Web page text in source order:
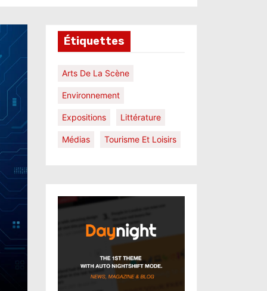
Étiquettes
Arts De La Scène
Environnement
Expositions Littérature
Médias Tourisme Et Loisirs